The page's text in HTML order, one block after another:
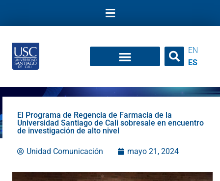
EN
ES
El Programa de Regencia de Farmacia de la
Universidad Santiago de Cali sobresale en encuentro
de investigación de alto nivel
Unidad Comunicación mayo 21, 2024